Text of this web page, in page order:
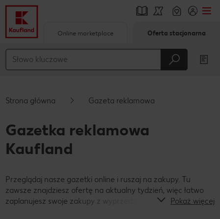
Główna treść
Online marketplace Oferta stacjonarna
Strona główna Gazeta reklamowa
Gazetka reklamowa
Kaufland
Przeglądaj nasze gazetki online i ruszaj na zakupy. Tu
zawsze znajdziesz ofertę na aktualny tydzień, więc łatwo
zaplanujesz swoje zakupy z wyprzedzeniem!
Pokaż więcej